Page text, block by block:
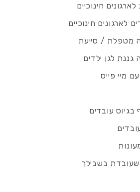
חינוכיים
לארגונים חינוכיים
מטפלת / סייעת
גננת לגן ילדים
מיי פייס
בגיוס עובדים
שעובדת בשבילך